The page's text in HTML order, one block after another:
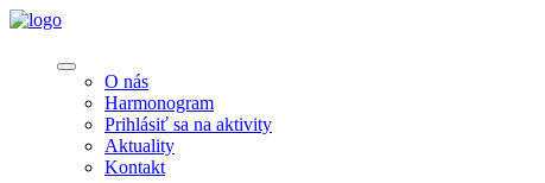
O nás
Harmonogram
Prihlásiť sa na aktivity
Aktuality
Kontakt